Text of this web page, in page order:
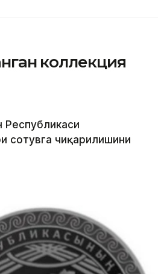
коллекция
Республикаси
сотувга чиқарилишини